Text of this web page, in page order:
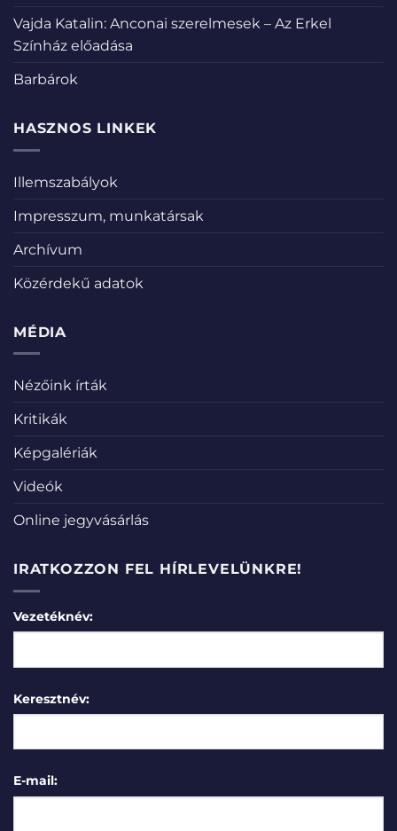
Vajda Katalin: Anconai szerelmesek – Az Erkel
Színház előadása
Barbárok
HASZNOS LINKEK
Illemszabályok
Impresszum, munkatársak
Archívum
Közérdekű adatok
MÉDIA
Nézőink írták
Kritikák
Képgalériák
Videók
Online jegyvásárlás
IRATKOZZON FEL HÍRLEVELÜNKRE!
Vezetéknév:
Keresztnév:
E-mail: